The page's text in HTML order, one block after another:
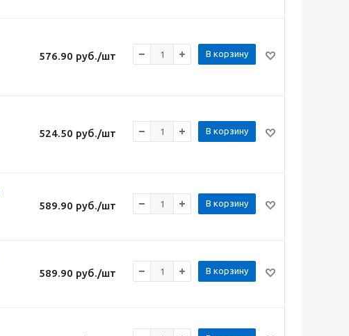
576.90 руб./шт В корзину
524.50 руб./шт В корзину
589.90 руб./шт В корзину
589.90 руб./шт В корзину